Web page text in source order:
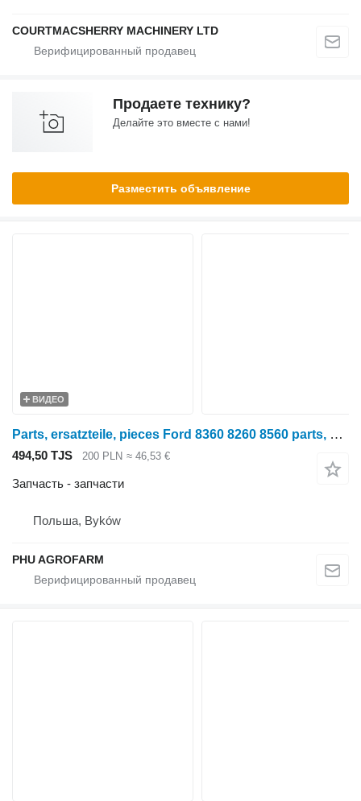
COURTMACSHERRY MACHINERY LTD
Продаете технику?
Делайте это вместе с нами!
Разместить объявление
ВИДЕО
Parts, ersatzteile, pieces Ford 8360 8260 8560 parts, ersatzteile, pieces для трактора колесного Ford 8360 8260 8560
494,50 TJS 200 PLN ≈ 46,53 €
Запчасть - запчасти
Польша, Byków
PHU AGROFARM